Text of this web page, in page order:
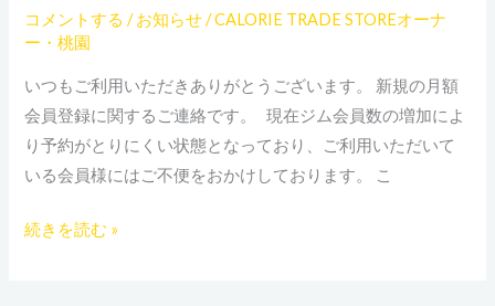
コメントする /お知らせ/CALORIE TRADE STOREオーナ
ー・桃園
いつもご利用いただきありがとうございます。 新規の月額
会員登録に関するご連絡です。 現在ジム会員数の増加によ
り予約がとりにくい状態となっており、ご利用いただいて
いる会員様にはご不便をおかけしております。 こ
達
し
め、
さ
続きを読む »